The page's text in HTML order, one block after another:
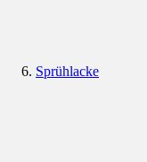
Sprühlacke